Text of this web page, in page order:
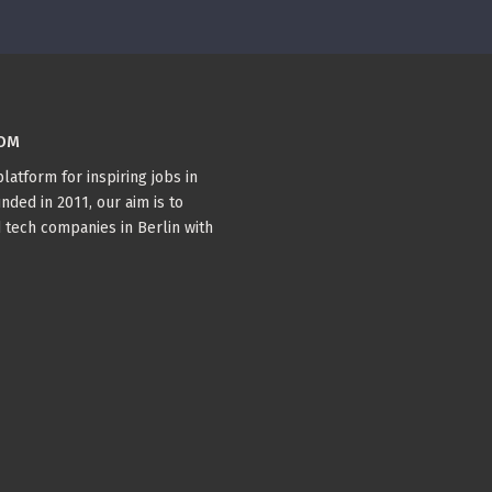
for inspiring jobs in
in 2011, our aim is to
companies in Berlin with